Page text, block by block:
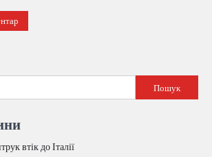
Пошук
втік до Італії